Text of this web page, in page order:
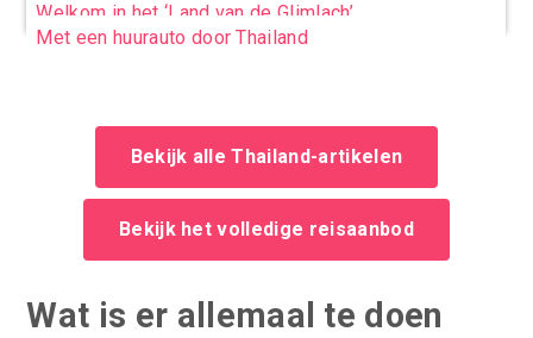
Welkom in het ‘Land van de Glimlach’
Met een huurauto door Thailand
Bekijk alle Thailand-artikelen
Bekijk het volledige reisaanbod
Wat is er allemaal te doen